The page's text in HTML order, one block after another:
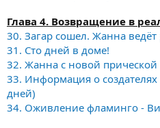
Глава 4. Возвращение в
30. Загар сошел. Жанна
31. Сто дней в доме!
32. Жанна с новой прической
33. Информация о
дней)
34. Оживление фламинго -